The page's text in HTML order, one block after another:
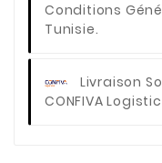
Conditions
Tunisie.
Livraison
CONFIVA